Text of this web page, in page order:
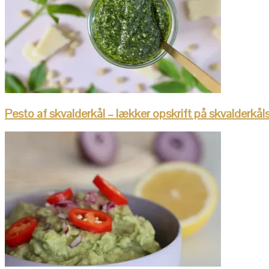
Pesto af skvalderkål – lækker opskrift på